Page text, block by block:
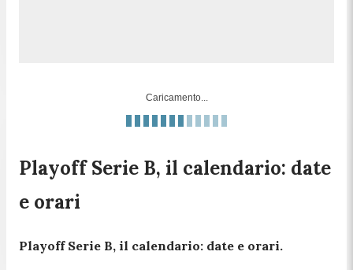
Caricamento...
Playoff Serie B, il calendario: date
e orari
Playoff Serie B, il calendario: date e orari.